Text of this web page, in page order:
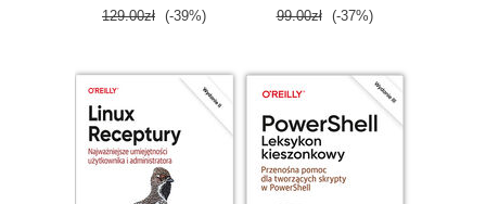
129.00zł (-39%) 99.00zł (-37%)